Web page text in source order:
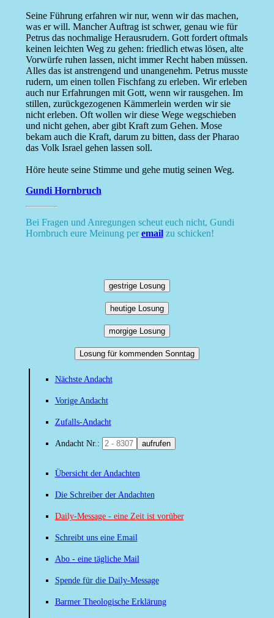
Seine Führung erfahren wir nur, wenn wir das machen,
was er will. Mancher Auftrag ist schwer, genau wie für
Petrus das nochmalige Herausrudern. Gott fordert oftmals
keinen leichten Weg zu gehen: friedlich etwas lösen, alte
Vorwürfe ruhen lassen, nicht immer Recht haben müssen.
Alles das ist anstrengend und unangenehm. Petrus musste
rudern, um einen tollen Fischfang zu erleben. Wir erleben
auch nur Erfahrungen mit Gott, wenn wir rausgehen. Im
stillen, zurückgezogenen Kämmerlein werden wir sie
nicht erleben. Oft wollen wir diese Wege wegschieben
und nicht gehen, aber gibt Kraft zum Gehen. Mose
bekam auch die Kraft, darum zu bitten, dass der Pharao
das Volk Israel gehen lassen soll.
Höre heute seine Stimme und gehe mutig seinen Weg.
Gundi Hornbruch
Bei Fragen und Anregungen scheut euch nicht, Gundi
Hornbruch eure Meinung peremailzu schicken!
gestrige Losung
heutige Losung
morgige Losung
Losung für kommenden Sonntag
Nächste Andacht
Vorige Andacht
Zufalls-Andacht
Andacht Nr.: aufrufen
Übersicht der Andachten
Die Schreiber der Andachten
Daily-Message - eine Zeit ist vorüber
Schreibt uns eine Email
Abo - eine tägliche Mail
Spende für die Daily-Message
Barmer Theologische Erklärung